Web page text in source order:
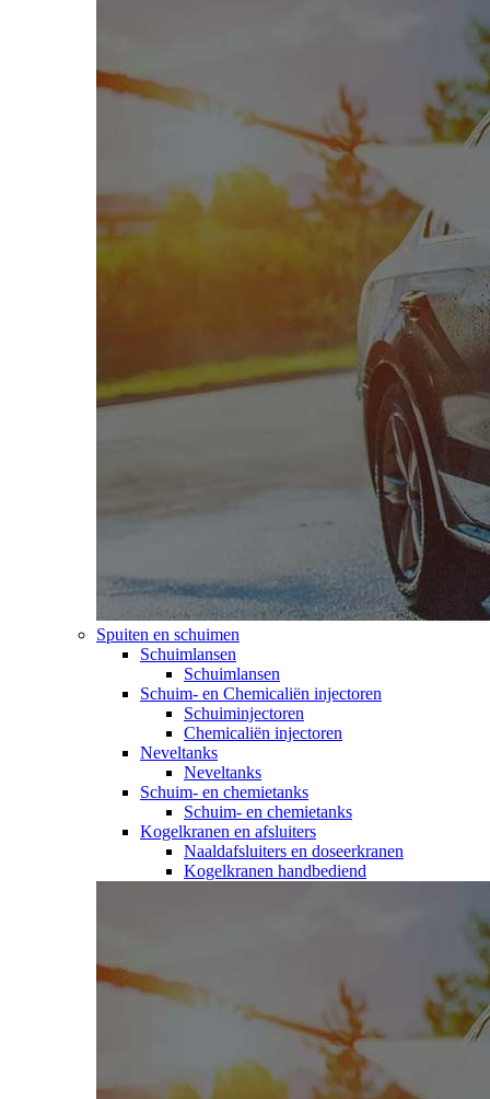
Spuiten en schuimen
Schuimlansen
Schuimlansen
Schuim- en Chemicaliën injectoren
Schuiminjectoren
Chemicaliën injectoren
Neveltanks
Neveltanks
Schuim- en chemietanks
Schuim- en chemietanks
Kogelkranen en afsluiters
Naaldafsluiters en doseerkranen
Kogelkranen handbediend